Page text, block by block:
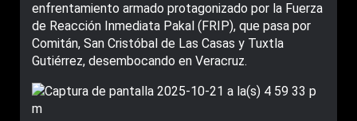
enfrentamiento armado protagonizado por la Fuerza
de Reacción Inmediata Pakal (FRIP), que pasa por
Comitán, San Cristóbal de Las Casas y Tuxtla
Gutiérrez, desembocando en Veracruz.